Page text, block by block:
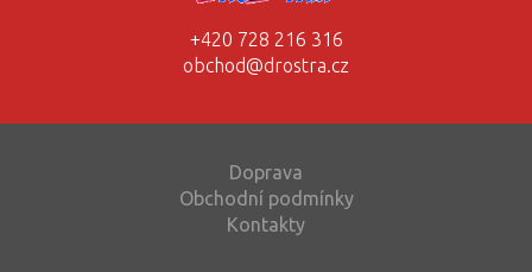
+420 728 216 316
obchod@drostra.cz
Doprava
Obchodní podmínky
Kontakty